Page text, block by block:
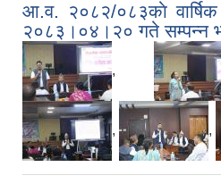
आ.व. २०८२/०८३काे वार्षिक
२०८३।०४।२० गते सम्पन्न
,
, ,